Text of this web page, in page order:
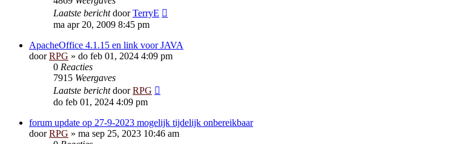
Laatste berichtdoorTerryE
ma apr 20, 2009 8:45 pm
ApacheOffice 4.1.15 en link voor JAVA
doorRPG » do feb 01, 2024 4:09 pm
0 Reacties
7915 Weergaves
Laatste berichtdoorRPG
do feb 01, 2024 4:09 pm
forum update op 27-9-2023 mogelijk tijdelijk onbereikbaar
doorRPG » ma sep 25, 2023 10:46 am